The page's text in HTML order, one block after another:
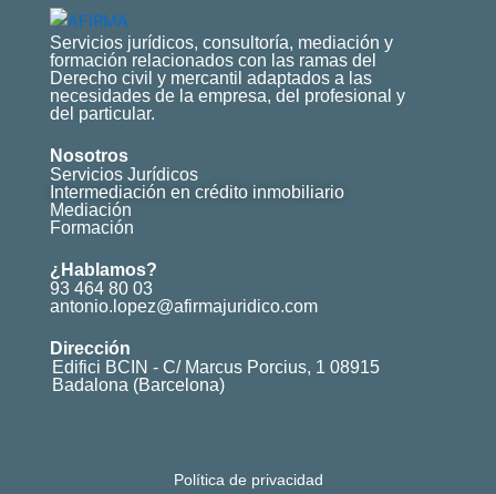
Servicios jurídicos, consultoría, mediación y
formación relacionados con las ramas del
Derecho civil y mercantil adaptados a las
necesidades de la empresa, del profesional y
del particular.
Nosotros
Servicios Jurídicos
Intermediación en crédito inmobiliario
Mediación
Formación
¿Hablamos?
93 464 80 03
antonio.lopez@afirmajuridico.com
Dirección
Edifici BCIN - C/ Marcus Porcius, 1 08915
Badalona (Barcelona)
Política de privacidad